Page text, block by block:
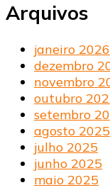
Arquivos
janeiro 2026
dezembro
novembro
outubro
setembro
agosto 2025
julho 2025
junho 2025
maio 2025